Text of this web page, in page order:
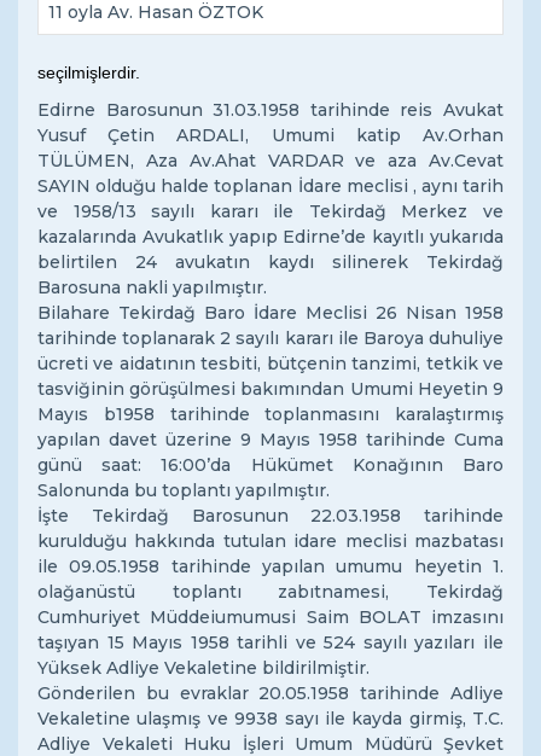
11 oyla Av. Hasan ÖZTOK
seçilmişlerdir.
Edirne Barosunun 31.03.1958 tarihinde reis Avukat
Yusuf Çetin ARDALI, Umumi katip Av.Orhan
TÜLÜMEN, Aza Av.Ahat VARDAR ve aza Av.Cevat
SAYIN olduğu halde toplanan İdare meclisi , aynı tarih
ve 1958/13 sayılı kararı ile Tekirdağ Merkez ve
kazalarında Avukatlık yapıp Edirne’de kayıtlı yukarıda
belirtilen 24 avukatın kaydı silinerek Tekirdağ
Barosuna nakli yapılmıştır.
Bilahare Tekirdağ Baro İdare Meclisi 26 Nisan 1958
tarihinde toplanarak 2 sayılı kararı ile Baroya duhuliye
ücreti ve aidatının tesbiti, bütçenin tanzimi, tetkik ve
tasviğinin görüşülmesi bakımından Umumi Heyetin 9
Mayıs b1958 tarihinde toplanmasını karalaştırmış
yapılan davet üzerine 9 Mayıs 1958 tarihinde Cuma
günü saat: 16:00’da Hükümet Konağının Baro
Salonunda bu toplantı yapılmıştır.
İşte Tekirdağ Barosunun 22.03.1958 tarihinde
kurulduğu hakkında tutulan idare meclisi mazbatası
ile 09.05.1958 tarihinde yapılan umumu heyetin 1.
olağanüstü toplantı zabıtnamesi, Tekirdağ
Cumhuriyet Müddeiumumusi Saim BOLAT imzasını
taşıyan 15 Mayıs 1958 tarihli ve 524 sayılı yazıları ile
Yüksek Adliye Vekaletine bildirilmiştir.
Gönderilen bu evraklar 20.05.1958 tarihinde Adliye
Vekaletine ulaşmış ve 9938 sayı ile kayda girmiş, T.C.
Adliye Vekaleti Huku İşleri Umum Müdürü Şevket